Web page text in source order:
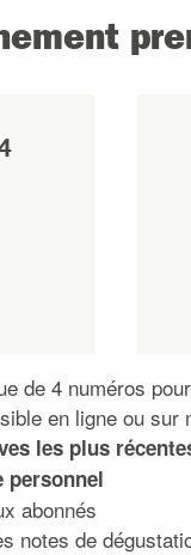
de 4 numéros
en ligne ou sur
les plus
personnel
abonnés
notes de